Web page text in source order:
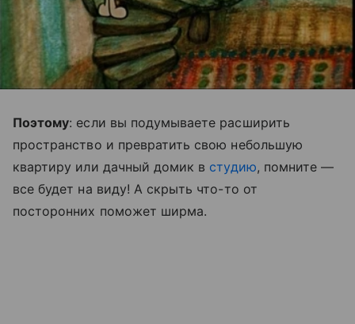
Поэтому: если вы подумываете расширить
пространство и превратить свою небольшую
квартиру или дачный домик в студию, помните —
все будет на виду! А скрыть что-то от
посторонних поможет ширма.